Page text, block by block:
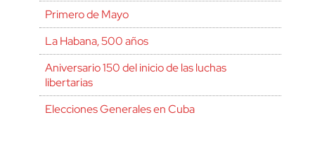
Primero de Mayo
La Habana, 500 años
Aniversario 150 del inicio de las luchas
libertarias
Elecciones Generales en Cuba